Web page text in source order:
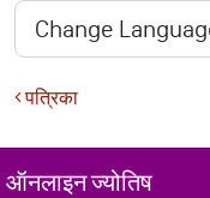
पत्रिका
ऑनलाइन ज्योतिष